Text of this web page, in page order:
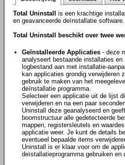
Total Uninstall
is een krachtige
en geavanceerde deïnstallatie software.
Total Uninstall beschikt over twee
Geïnstalleerde Applicaties - deze
analyseert bestaande installaties en
logbestand aan met installatie-
kan applicaties grondig verwijderen
gebruik te maken van het
deïnstallatie programma.
Selecteer een applicatie uit de lijst
verwijderen en na een paar
Uninstall deze geanalyseerd en
boomstructuur alle gedetecteerde
mappen, registersleutels en
applicatie weer. Je kunt de details
eventueel bepaalde items
Uninstall is er klaar voor om de
deïstallatieprogramma gebruiken